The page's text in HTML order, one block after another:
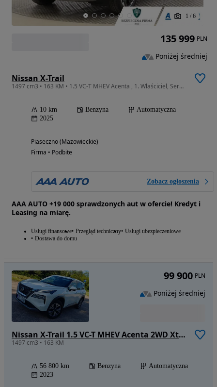
1 / 6
Nissan X-Trail
1497 cm3 • 163 KM • 1.5 VC-T MHEV Acenta , 1. Właściciel, Serwis ASO, Automat, 7 miejsc,
10 km Benzyna
Automatyczna
2025
Piaseczno (Mazowieckie)
Firma • Podbite
Zobacz ogłoszenia
AAA AUTO +19 000 sprawdzonych aut w ofercie! Kredyt i
Leasing na miarę.
Usługi finansowe Przegląd techniczny Usługi ubezpieczeniowe
Dostawa do domu
135 999 PLN
Poniżej średniej
Nissan X-Trail 1.5 VC-T MHEV Acenta 2WD Xtronic 7os
1497 cm3 • 163 KM
56 800 km Benzyna
Automatyczna
2023
99 900 PLN
Poniżej średniej